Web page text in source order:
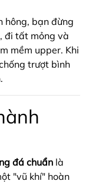
hông, bạn đừng
đi tất mỏng và
mềm upper. Khi
trượt bình
đá chuẩn là
"vũ khí" hoàn